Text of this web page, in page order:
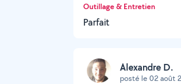
Outillage & Entretien
Parfait
Alexandre D.
posté le 02 août